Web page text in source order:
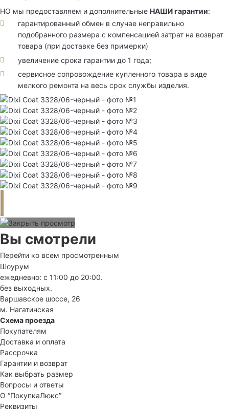
НО мы предоставляем и дополнительные НАШИ гарантии:
гарантированный обмен в случае неправильно
подобранного размера с компенсацией затрат на возврат
товара (при доставке без примерки)
увеличение срока гарантии до 1 года;
сервисное сопровождение купленного товара в виде
мелкого ремонта на весь срок службы изделия.
Вы смотрели
Перейти ко всем просмотренным
Шоурум
ежедневно: с 11:00 до 20:00.
без выходных.
Варшавское шоссе, 26
м. Нагатинская
Схема проезда
Покупателям
Доставка и оплата
Рассрочка
Гарантии и возврат
Как выбрать размер
Вопросы и ответы
О “ПокупкаЛюкс”
Реквизиты